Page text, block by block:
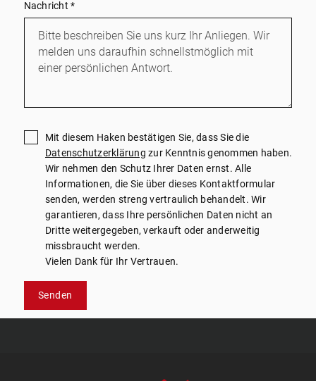
Nachricht*
Mit diesem Haken bestätigen Sie, dass Sie die
Datenschutzerklärung zur Kenntnis genommen haben.
Wir nehmen den Schutz Ihrer Daten ernst. Alle
Informationen, die Sie über dieses Kontaktformular
senden, werden streng vertraulich behandelt. Wir
garantieren, dass Ihre persönlichen Daten nicht an
Dritte weitergegeben, verkauft oder anderweitig
missbraucht werden.
Vielen Dank für Ihr Vertrauen.
Senden